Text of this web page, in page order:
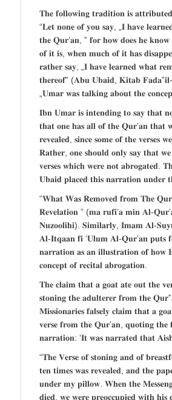
𝐓𝐡𝐞 𝐟𝐨𝐥𝐥𝐨𝐰𝐢𝐧𝐠 𝐭𝐫𝐚𝐝𝐢𝐭𝐢𝐨𝐧 𝐢𝐬
“𝐋𝐞𝐭 𝐧𝐨𝐧𝐞 𝐨𝐟 𝐲𝐨𝐮 𝐬𝐚𝐲, „𝐈 𝐡𝐚𝐯𝐞
𝐭𝐡𝐞 𝐐𝐮𝐫’𝐚𝐧, ‟ 𝐟𝐨𝐫 𝐡𝐨𝐰 𝐝𝐨𝐞𝐬 𝐡𝐞
𝐨𝐟 𝐢𝐭 𝐢𝐬, 𝐰𝐡𝐞𝐧 𝐦𝐮𝐜𝐡 𝐨𝐟 𝐢𝐭 𝐡𝐚𝐬
𝐫𝐚𝐭𝐡𝐞𝐫 𝐬𝐚𝐲, „𝐈 𝐡𝐚𝐯𝐞 𝐥𝐞𝐚𝐫𝐧𝐞𝐝 𝐰𝐡𝐚𝐭
𝐭𝐡𝐞𝐫𝐞𝐨𝐟‟ (𝐀𝐛𝐮 𝐔𝐛𝐚𝐢𝐝, 𝐊𝐢𝐭𝐚𝐛
„𝐔𝐦𝐚𝐫 𝐰𝐚𝐬 𝐭𝐚𝐥𝐤𝐢𝐧𝐠 𝐚𝐛𝐨𝐮𝐭 𝐭𝐡𝐞
𝐈𝐛𝐧 𝐔𝐦𝐚𝐫 𝐢𝐬 𝐢𝐧𝐭𝐞𝐧𝐝𝐢𝐧𝐠 𝐭𝐨 𝐬𝐚𝐲 𝐭𝐡𝐚𝐭
𝐭𝐡𝐚𝐭 𝐨𝐧𝐞 𝐡𝐚𝐬 𝐚𝐥𝐥 𝐨𝐟 𝐭𝐡𝐞 𝐐𝐮𝐫’𝐚𝐧 𝐭𝐡𝐚𝐭
𝐫𝐞𝐯𝐞𝐚𝐥𝐞𝐝, 𝐬𝐢𝐧𝐜𝐞 𝐬𝐨𝐦𝐞 𝐨𝐟 𝐭𝐡𝐞 𝐯𝐞𝐫𝐬𝐞𝐬
𝐑𝐚𝐭𝐡𝐞𝐫, 𝐨𝐧𝐞 𝐬𝐡𝐨𝐮𝐥𝐝 𝐨𝐧𝐥𝐲 𝐬𝐚𝐲 𝐭𝐡𝐚𝐭 𝐰𝐞
𝐯𝐞𝐫𝐬𝐞𝐬 𝐰𝐡𝐢𝐜𝐡 𝐰𝐞𝐫𝐞 𝐧𝐨𝐭 𝐚𝐛𝐫𝐨𝐠𝐚𝐭𝐞𝐝.
𝐔𝐛𝐚𝐢𝐝 𝐩𝐥𝐚𝐜𝐞𝐝 𝐭𝐡𝐢𝐬 𝐧𝐚𝐫𝐫𝐚𝐭𝐢𝐨𝐧 𝐮𝐧𝐝𝐞𝐫
“𝐖𝐡𝐚𝐭 𝐖𝐚𝐬 𝐑𝐞𝐦𝐨𝐯𝐞𝐝 𝐟𝐫𝐨𝐦 𝐓𝐡𝐞
𝐑𝐞𝐯𝐞𝐥𝐚𝐭𝐢𝐨𝐧 ” (𝐦𝐚 𝐫𝐮𝐟𝐢’𝐚 𝐦𝐢𝐧 𝐀𝐥-
𝐍𝐮𝐳𝐨𝐨𝐥𝐢𝐡𝐢). 𝐒𝐢𝐦𝐢𝐥𝐚𝐫𝐥𝐲, 𝐈𝐦𝐚𝐦 𝐀𝐥-
𝐀𝐥-𝐈𝐭𝐪𝐚𝐚𝐧 𝐟𝐢 ‘𝐔𝐥𝐮𝐦 𝐀𝐥-𝐐𝐮𝐫’𝐚𝐧 𝐩𝐮𝐭𝐬
𝐧𝐚𝐫𝐫𝐚𝐭𝐢𝐨𝐧 𝐚𝐬 𝐚𝐧 𝐢𝐥𝐥𝐮𝐬𝐭𝐫𝐚𝐭𝐢𝐨𝐧 𝐨𝐟 𝐡𝐨𝐰
𝐜𝐨𝐧𝐜𝐞𝐩𝐭 𝐨𝐟 𝐫𝐞𝐜𝐢𝐭𝐚𝐥 𝐚𝐛𝐫𝐨𝐠𝐚𝐭𝐢𝐨𝐧.
𝐓𝐡𝐞 𝐜𝐥𝐚𝐢𝐦 𝐭𝐡𝐚𝐭 𝐚 𝐠𝐨𝐚𝐭 𝐚𝐭𝐞 𝐨𝐮𝐭 𝐭𝐡𝐞
𝐬𝐭𝐨𝐧𝐢𝐧𝐠 𝐭𝐡𝐞 𝐚𝐝𝐮𝐥𝐭𝐞𝐫𝐞𝐫 𝐟𝐫𝐨𝐦 𝐭𝐡𝐞
𝐌𝐢𝐬𝐬𝐢𝐨𝐧𝐚𝐫𝐢𝐞𝐬 𝐟𝐚𝐥𝐬𝐞𝐥𝐲 𝐜𝐥𝐚𝐢𝐦 𝐭𝐡𝐚𝐭 𝐚
𝐯𝐞𝐫𝐬𝐞 𝐟𝐫𝐨𝐦 𝐭𝐡𝐞 𝐐𝐮𝐫’𝐚𝐧, 𝐪𝐮𝐨𝐭𝐢𝐧𝐠 𝐭𝐡𝐞
𝐧𝐚𝐫𝐫𝐚𝐭𝐢𝐨𝐧: ‘𝐈𝐭 𝐰𝐚𝐬 𝐧𝐚𝐫𝐫𝐚𝐭𝐞𝐝 𝐭𝐡𝐚𝐭
“𝐓𝐡𝐞 𝐕𝐞𝐫𝐬𝐞 𝐨𝐟 𝐬𝐭𝐨𝐧𝐢𝐧𝐠 𝐚𝐧𝐝 𝐨𝐟
𝐭𝐞𝐧 𝐭𝐢𝐦𝐞𝐬 𝐰𝐚𝐬 𝐫𝐞𝐯𝐞𝐚𝐥𝐞𝐝, 𝐚𝐧𝐝 𝐭𝐡𝐞
𝐮𝐧𝐝𝐞𝐫 𝐦𝐲 𝐩𝐢𝐥𝐥𝐨𝐰. 𝐖𝐡𝐞𝐧 𝐭𝐡𝐞
𝐝𝐢𝐞𝐝, 𝐰𝐞 𝐰𝐞𝐫𝐞 𝐩𝐫𝐞𝐨𝐜𝐜𝐮𝐩𝐢𝐞𝐝 𝐰𝐢𝐭𝐡 𝐡𝐢𝐬